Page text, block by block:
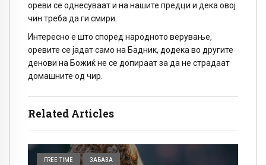
Related Articles
FREE TIME ЗАБАВА
ореви се однесуваат и на нашите предци и дека овој
чин треба да ги смири.
Интересно е што според народното верување,
оревите се јадат само на Бадник, додека во другите
денови на Божиќ не се допираат за да не страдаат
домашните од чир.